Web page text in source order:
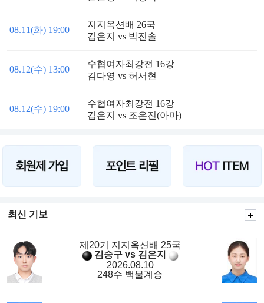
08.11(화) 19:00
지지옥션배 26국
김은지 vs 박진솔
08.12(수) 13:00
수협여자최강전 16강
김다영 vs 허서현
08.12(수) 19:00
수협여자최강전 16강
김은지 vs 조은진(아마)
최신 기보
제20기 지지옥션배 25국
김승구 vs 김은지
2026.08.10
248수 백불계승